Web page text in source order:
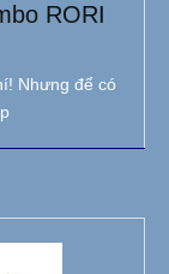
RORI
Nhưng để có